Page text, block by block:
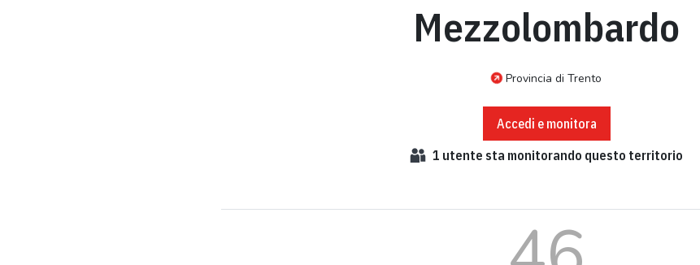
Mezzolombardo
Provincia di Trento
Accedi e monitora
1 utente sta monitorando questo territorio